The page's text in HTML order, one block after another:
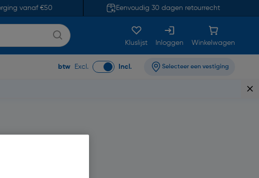
vanaf €50 Eenvoudig 30 dagen retourrecht
Kluslijst Inloggen Winkelwagen
btw Excl. Incl. Selecteer een vestiging